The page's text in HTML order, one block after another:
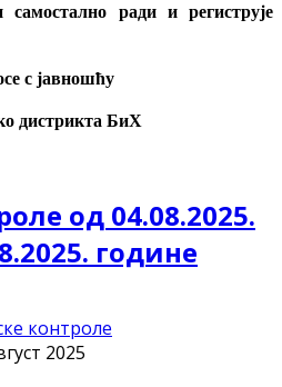
самостално ради и региструје
с јавношћу
дистрикта БиХ
од 04.08.2025.
године
контроле
2025